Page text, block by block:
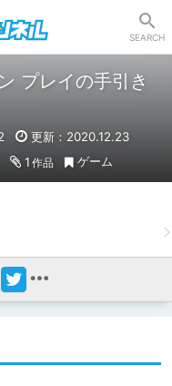
SEARCH
プレイの手引き
更新：2020.12.23
1 作品 ゲーム